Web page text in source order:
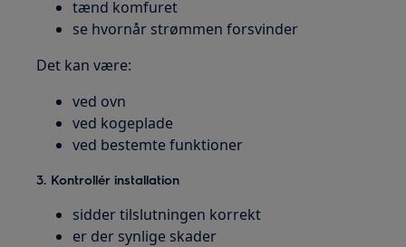
tænd komfuret
se hvornår strømmen forsvinder
Det kan være:
ved ovn
ved kogeplade
ved bestemte funktioner
3. Kontrollér installation
sidder tilslutningen korrekt
er der synlige skader